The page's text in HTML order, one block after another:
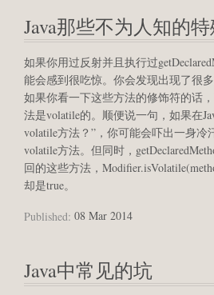
Java那些不为人知的
如果你用过反射并且执行过
能会感到很吃惊。你会发现出现了很
如果你看一下这些方法的修饰符的话
法是volatile的。顺便说一句，如果在
volatile方法？”，你可能会吓出一身冷
volatile方法。但同时，
回的这些方法，
却是true。
Published: 08 Mar 2014
Java中常见的坑